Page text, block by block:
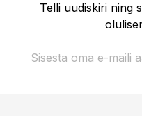
Telli uudiskiri ning